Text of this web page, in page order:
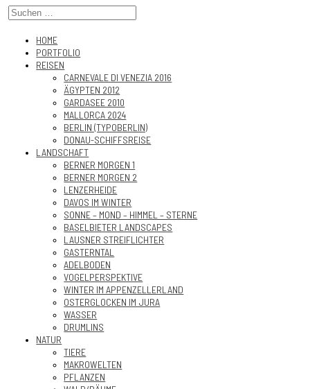
HOME
PORTFOLIO
REISEN
CARNEVALE DI VENEZIA 2016
ÄGYPTEN 2012
GARDASEE 2010
MALLORCA 2024
BERLIN (TYPOBERLIN)
DONAU-SCHIFFSREISE
LANDSCHAFT
BERNER MORGEN 1
BERNER MORGEN 2
LENZERHEIDE
DAVOS IM WINTER
SONNE – MOND – HIMMEL – STERNE
BASELBIETER LANDSCAPES
LAUSNER STREIFLICHTER
GASTERNTAL
ADELBODEN
VOGELPERSPEKTIVE
WINTER IM APPENZELLERLAND
OSTERGLOCKEN IM JURA
WASSER
DRUMLINS
NATUR
TIERE
MAKROWELTEN
PFLANZEN